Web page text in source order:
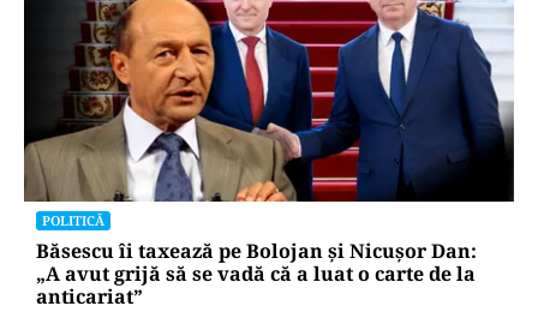
POLITICĂ
Băsescu îi taxează pe Bolojan și Nicușor Dan:
„A avut grijă să se vadă că a luat o carte de la
anticariat”